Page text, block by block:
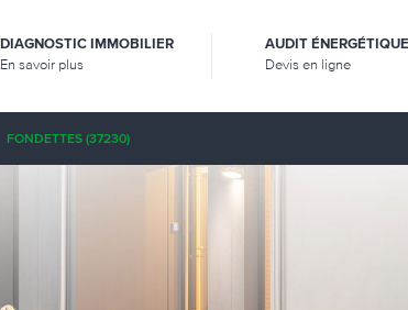
DIAGNOSTIC IMMOBILIER
En savoir plus
AUDIT ÉNERGÉTIQUE
Devis en ligne
FONDETTES (37230)